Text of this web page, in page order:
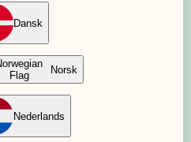
Dansk
Norsk
Nederlands